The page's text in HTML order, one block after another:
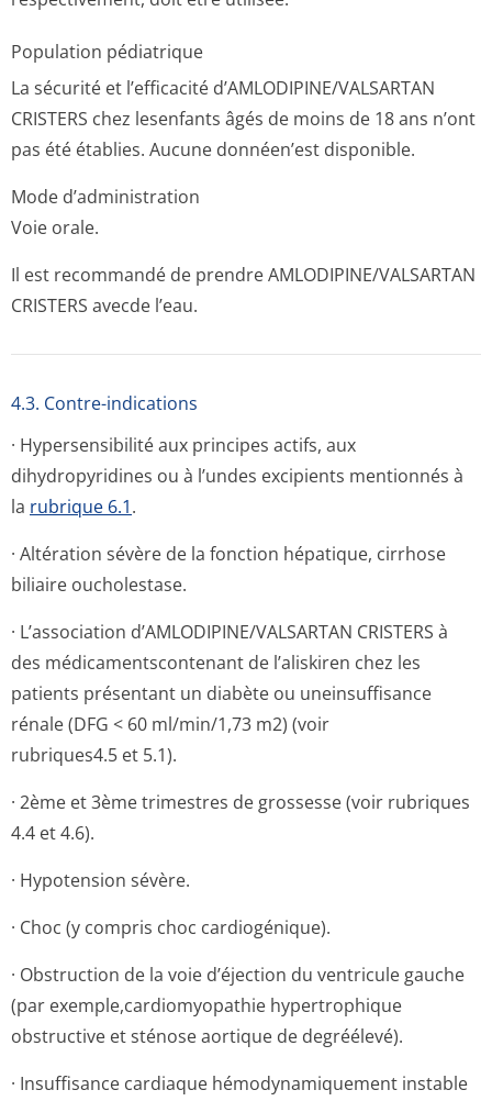
Population pédiatrique
La sécurité et l’efficacité d’AMLODIPINE/VAL­SARTAN
CRISTERS chez lesenfants âgés de moins de 18 ans n’ont
pas été établies. Aucune donnéen’est disponible.
Mode d’administration
Voie orale.
Il est recommandé de prendre AMLODIPINE/VAL­SARTAN
CRISTERS avecde l’eau.
4.3. Contre-indications
· Hypersensibilité aux principes actifs, aux
dihydropyridines ou à l’undes excipients mentionnés à
la rubrique 6.1.
· Altération sévère de la fonction hépatique, cirrhose
biliaire oucholestase.
· L’association d’AMLODIPINE/VAL­SARTAN CRISTERS à
des médicamentscon­tenant de l’aliskiren chez les
patients présentant un diabète ou uneinsuffisance
rénale (DFG < 60 ml/min/1,73 m2) (voir
rubriques4.5 et 5­.1).
· 2ème et 3ème trimestres de grossesse (voir rubriques
4.4 et 4.6).
· Hypotension sévère.
· Choc (y compris choc cardiogénique).
· Obstruction de la voie d’éjection du ventricule gauche
(par exemple,cardi­omyopathie hypertrophique
obstructive et sténose aortique de degréélevé).
· Insuffisance cardiaque hémodynamiquement instable